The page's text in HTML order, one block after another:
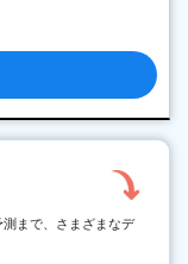
まで、さまざまなデ